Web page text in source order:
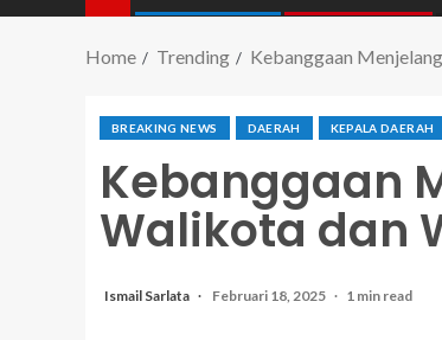
Home Trending Kebanggaan
BREAKING NEWS DAERAH KEPALA DAERAH
Kebanggaan
Walikota dan
Ismail Sarlata Februari 18, 2025 1 min read